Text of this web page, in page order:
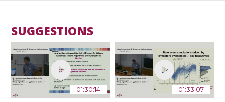
SUGGESTIONS
01:30:14 01:33:07